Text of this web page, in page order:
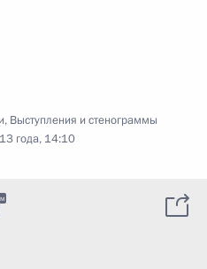
, Выступления и стенограммы
года, 14:10